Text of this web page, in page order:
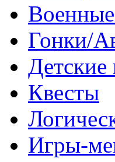
Гонки/
Детские
Квесты
Игры-